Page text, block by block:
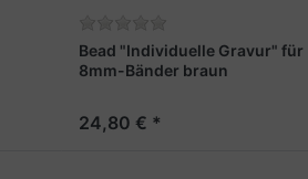
Bead "Individuelle Gravur" für
8mm-Bänder braun
24,80 € *